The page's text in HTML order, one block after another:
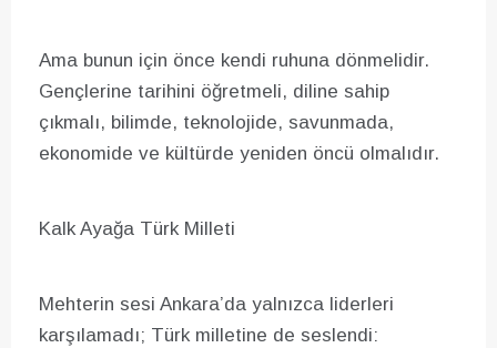
Ama bunun için önce kendi ruhuna dönmelidir.
Gençlerine tarihini öğretmeli, diline sahip
çıkmalı, bilimde, teknolojide, savunmada,
ekonomide ve kültürde yeniden öncü olmalıdır.
Kalk Ayağa Türk Milleti
Mehterin sesi Ankara’da yalnızca liderleri
karşılamadı; Türk milletine de seslendi: